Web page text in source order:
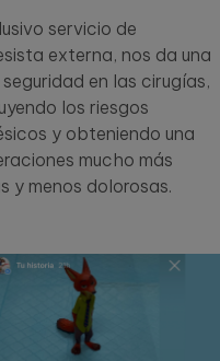
servicio de
externa, nos da una
en las cirugías,
los riesgos
y obteniendo una
mucho más
y menos dolorosas.